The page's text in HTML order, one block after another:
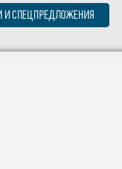
И СПЕЦПРЕДЛОЖЕНИЯ